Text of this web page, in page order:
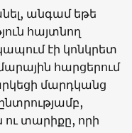
անգամ եթե
հայտնող
էի կոնկրետ
հարցերում
մարդկանց
ու տարիքը, որի